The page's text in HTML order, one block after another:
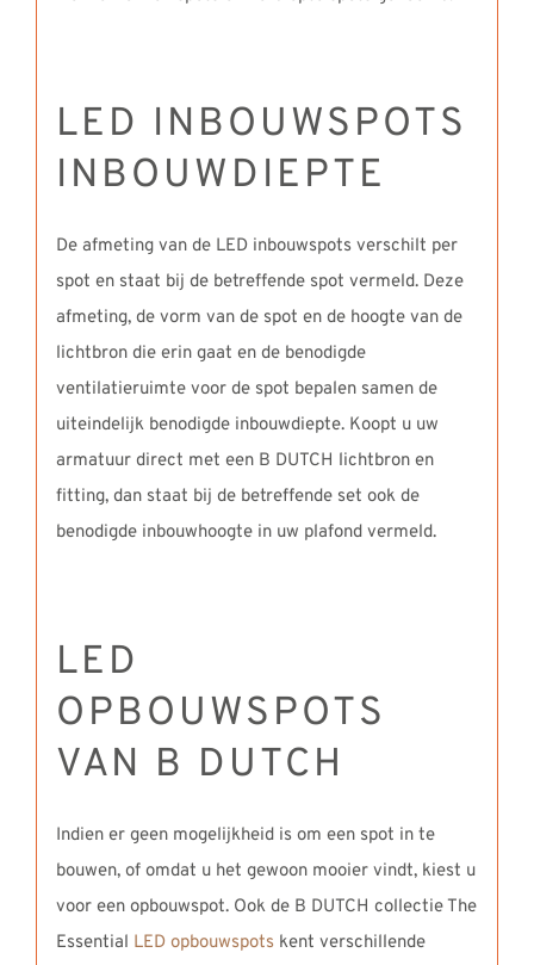
LED INBOUWSPOTS
INBOUWDIEPTE
De afmeting van de LED inbouwspots verschilt per
spot en staat bij de betreffende spot vermeld. Deze
afmeting, de vorm van de spot en de hoogte van de
lichtbron die erin gaat en de benodigde
ventilatieruimte voor de spot bepalen samen de
uiteindelijk benodigde inbouwdiepte. Koopt u uw
armatuur direct met een B DUTCH lichtbron en
fitting, dan staat bij de betreffende set ook de
benodigde inbouwhoogte in uw plafond vermeld.
LED
OPBOUWSPOTS
VAN B DUTCH
Indien er geen mogelijkheid is om een spot in te
bouwen, of omdat u het gewoon mooier vindt, kiest u
voor een opbouwspot. Ook de B DUTCH collectie The
Essential LED opbouwspots kent verschillende